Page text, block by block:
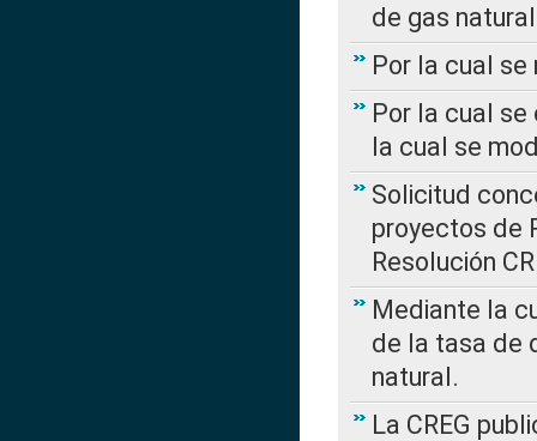
de gas natural
Por la cual se
Por la cual se
la cual se
Solicitud
proyectos de
Resolución
Mediante la
de la tasa de
natural.
La CREG